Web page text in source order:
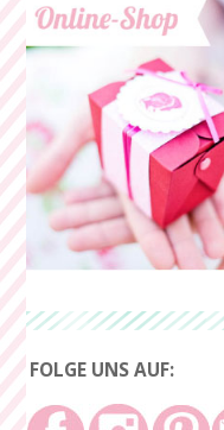
FOLGE UNS AUF: